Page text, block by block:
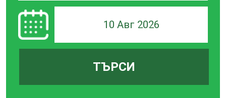
10 Авг 2026
ТЪРСИ